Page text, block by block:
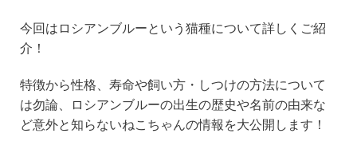
今回はロシアンブルーという猫種について詳しくご紹
介！
特徴から性格、寿命や飼い方・しつけの方法について
は勿論、ロシアンブルーの出生の歴史や名前の由来な
ど意外と知らないねこちゃんの情報を大公開します！